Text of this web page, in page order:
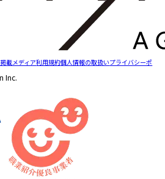
掲載メディア利用規約個人情報の取扱いプライバシーポ
Inc.